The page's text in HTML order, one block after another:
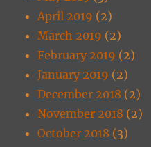
April 2019 (2)
March 2019 (2)
February 2019 (2)
January 2019 (2)
December 2018 (2)
November 2018 (2)
October 2018 (3)